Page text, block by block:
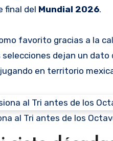
final del Mundial 2026.
favorito gracias a la
dejan un
en territorio
al Tri antes de los